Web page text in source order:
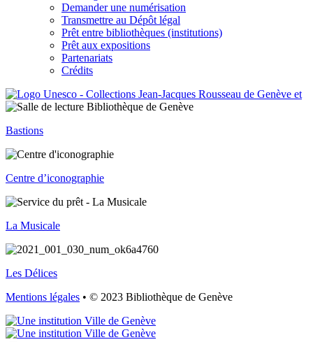
Demander une numérisation
Transmettre au Dépôt légal
Prêt entre bibliothèques (institutions)
Prêt aux expositions
Partenariats
Crédits
Bastions
Centre d’iconographie
La Musicale
Les Délices
Mentions légales • © 2023 Bibliothèque de Genève